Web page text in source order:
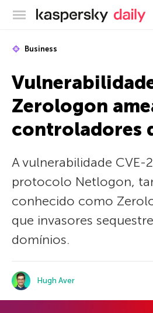
Blog
Business
Zerologon
controladores
A vulnerabilidade CVE-
protocolo Netlogon,
conhecido como
que invasores
domínios.
Hugh Aver